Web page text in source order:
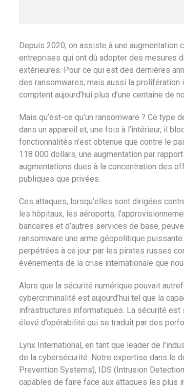
Depuis 2020, on assiste à une
entreprises qui ont dû adopter des mesures
extérieures. Pour ce qui est des dernières
des ransomwares, mais aussi la
comptent aujourd’hui plus d’une centaine de
Mais qu’est-ce qu’un ransomware ? Ce type
dans un appareil et, une fois à l’intérieur, il
fonctionnalités n’est obtenue que contre le
118 000 dollars, une augmentation par
augmentations dues à la concentration des
publiques que privées.
Ces attaques, lorsqu’elles sont dirigées
les hôpitaux, les aéroports,
bancaires et d’autres services de base,
ransomware une arme géopolitique
perpétrées à ce jour par les pirates russes
événements de la crise internationale que
Alors que la sécurité numérique pouvait
cybercriminalité est aujourd’hui tel que la
infrastructures informatiques. La sécurité est
élevé d’opérabilité qui se traduit par des
Lynx International, en tant que leader de
de la cybersécurité. Notre expertise dans le
Prevention Systems), IDS (Intrusion
capables de faire face aux attaques les plus